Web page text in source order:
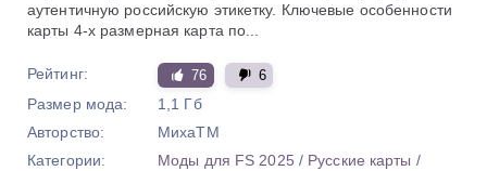
аутентичную российскую этикетку. Ключевые особенности
карты 4-х размерная карта по...
Рейтинг: 76 6
Размер мода:
1,1 Гб
Авторство:
МихаТМ
Категории:
Моды для FS 2025 / Русские карты /